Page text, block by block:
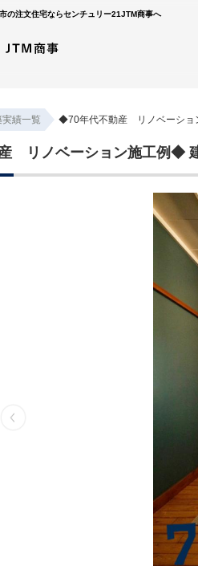
注文住宅ならセンチュリー21JTM商事へ
実績一覧 ◆70年代不動産 リノベーショ
リノベーション施工例◆